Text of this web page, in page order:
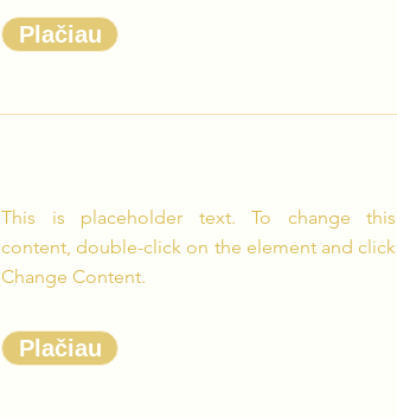
Plačiau
This is placeholder text. To change this
content, double-click on the element and click
Change Content.
Plačiau